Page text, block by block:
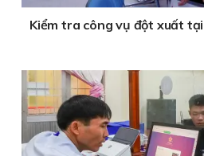
Kiểm tra công vụ đột xuất